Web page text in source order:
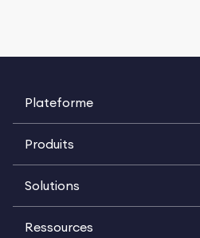
Plateforme
Produits
Solutions
Ressources